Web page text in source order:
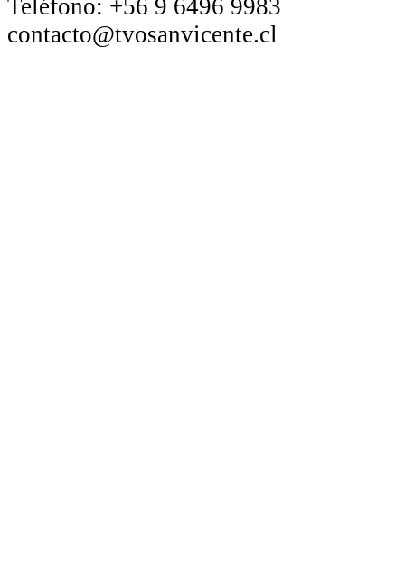
Teléfono: +56 9 6496 9983
contacto@tvosanvicente.cl